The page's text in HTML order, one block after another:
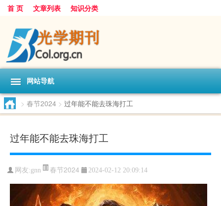
首 页 文章列表 知识分类
网站导航
> 春节2024 > 过年能不能去珠海打工
过年能不能去珠海打工
网友:gnn 春节2024 2024-02-12 20:09:14